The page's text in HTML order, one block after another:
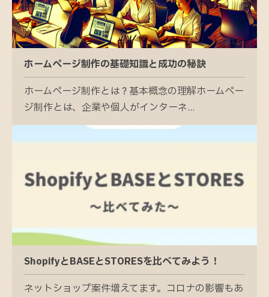
ホームページ制作の基礎知識と成功の秘訣
ホームページ制作とは？基本概念の理解ホームペー
ジ制作とは、企業や個人がインターネ...
ShopifyとBASEとSTORESを比べてみよう！
ネットショップ案件増えてます。コロナの影響もあ